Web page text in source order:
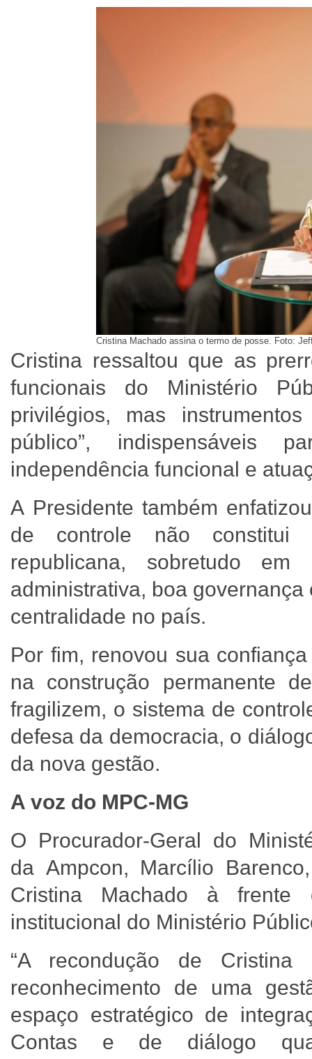
Cristina Machado assina o termo de posse. Foto:
Cristina ressaltou que as
funcionais do Ministério
privilégios, mas
público”, indispensáveis
independência funcional e
A Presidente também
de controle não constitui
republicana, sobretudo
administrativa, boa
centralidade no país.
Por fim, renovou sua
na construção permanente
fragilizem, o sistema de
defesa da democracia, o
da nova gestão.
A voz do MPC-MG
O Procurador-Geral do
da Ampcon, Marcílio
Cristina Machado à frente
institucional do Ministério
“A recondução de
reconhecimento de uma
espaço estratégico de
Contas e de diálogo